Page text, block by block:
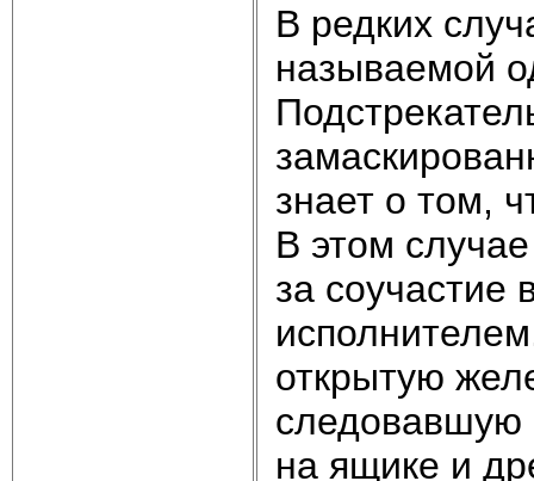
В редких
называемой
знает о том,
В этом
за соучастие
открытую
следовавшую
на ящике и